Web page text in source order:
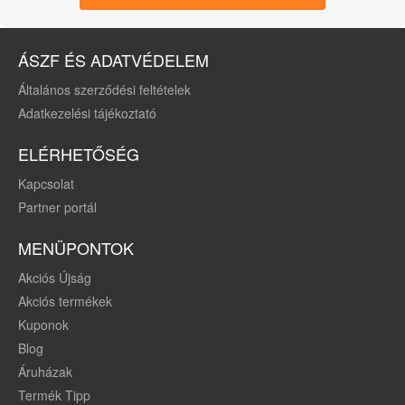
alumínium
ÁSZF ÉS ADATVÉDELEM
Általános szerződési feltételek
Adatkezelési tájékoztató
ELÉRHETŐSÉG
Kapcsolat
Partner portál
MENÜPONTOK
Akciós Újság
Akciós termékek
Kuponok
Blog
Áruházak
Termék Tipp